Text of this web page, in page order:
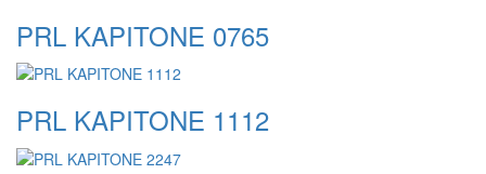
PRL KAPITONE 0765
PRL KAPITONE 1112